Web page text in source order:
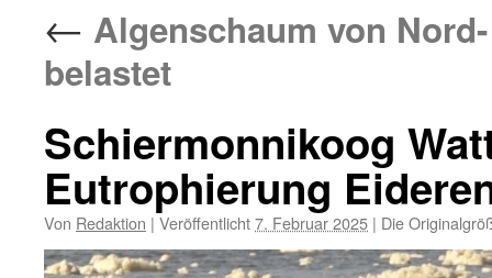
← Algenschaum von
belastet
Schiermonnikoog
Eutrophierung
Von Redaktion | Veröffentlicht7. Februar 2025 | Die